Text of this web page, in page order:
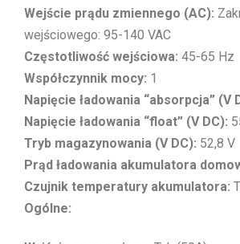
Wejście prądu zmiennego (AC):
wejściowego: 95-140 VAC
Częstotliwość wejściowa: 45-65 Hz
Współczynnik mocy: 1
Napięcie ładowania “absorpcja” (V
Napięcie ładowania “float” (V DC):
Tryb magazynowania (V DC): 52,8 V
Prąd ładowania akumulatora
Czujnik temperatury akumulatora:
Ogólne: